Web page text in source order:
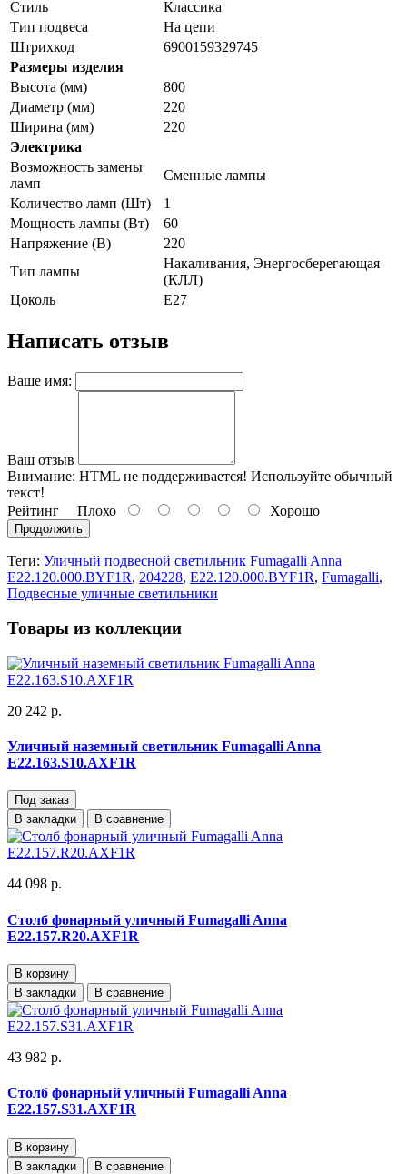
Стиль
Классика
Тип подвеса
На цепи
Штрихкод
6900159329745
Размеры изделия
Высота (мм)
800
Диаметр (мм)
220
Ширина (мм)
220
Электрика
Возможность замены
ламп
Сменные лампы
Количество ламп (Шт)
1
Мощность лампы (Вт)
60
Напряжение (В)
220
Тип лампы
Накаливания, Энергосберегающая
(КЛЛ)
Цоколь
E27
Написать отзыв
Ваше имя:
Ваш отзыв
Внимание: HTML не поддерживается! Используйте обычный
текст!
Рейтинг Плохо Хорошо
Продолжить
Теги: Уличный подвесной светильник Fumagalli Anna
E22.120.000.BYF1R, 204228, E22.120.000.BYF1R, Fumagalli,
Подвесные уличные светильники
Товары из коллекции
20 242 р.
Уличный наземный светильник Fumagalli Anna
E22.163.S10.AXF1R
Под заказ
В закладки
В сравнение
44 098 р.
Столб фонарный уличный Fumagalli Anna
E22.157.R20.AXF1R
В корзину
В закладки
В сравнение
43 982 р.
Столб фонарный уличный Fumagalli Anna
E22.157.S31.AXF1R
В корзину
В закладки
В сравнение